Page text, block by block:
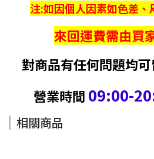
注:如因個人因素如色差、
來回運費需由買
對商品有任何問題均
營業時間 09:00-
相關商品